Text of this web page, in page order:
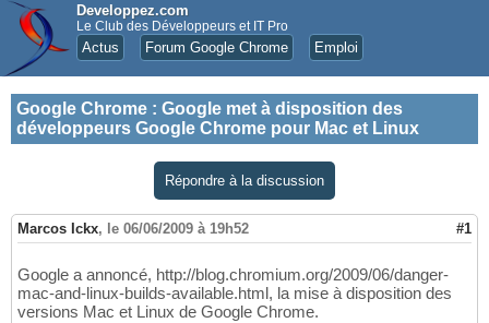
Developpez.com
Le Club des Développeurs et IT Pro
Actus Forum Google Chrome Emploi
Google Chrome : Google met à disposition des
développeurs Google Chrome pour Mac et Linux
Répondre à la discussion
Marcos Ickx, le 06/06/2009 à 19h52 #1
Google a annoncé, http://blog.chromium.org/2009/06/danger-
mac-and-linux-builds-available.html, la mise à disposition des
versions Mac et Linux de Google Chrome.